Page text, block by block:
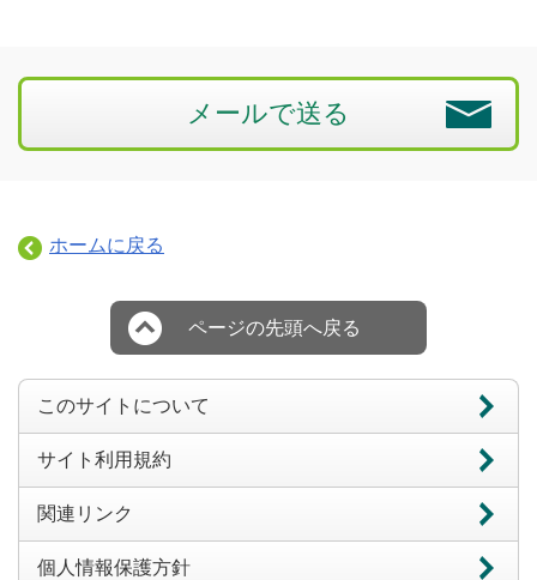
メールで送る
ホームに戻る
ページの先頭へ戻る
このサイトについて
サイト利用規約
関連リンク
個人情報保護方針